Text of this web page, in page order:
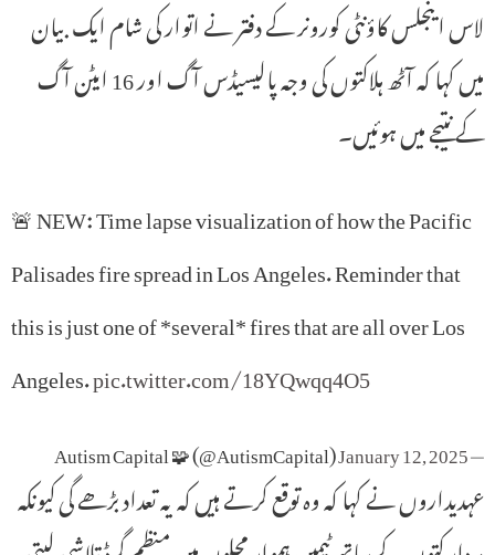
لاس اینجلس کاؤنٹی کورونر کے دفتر نے اتوار کی شام ایک بیان
میں کہا کہ آٹھ ہلاکتوں کی وجہ پالیسیڈس آگ اور 16 ایٹن آگ
کے نتیجے میں ہوئیں۔
🚨 NEW: Time lapse visualization of how the Pacific
Palisades fire spread in Los Angeles. Reminder that
this is just one of *several* fires that are all over Los
Angeles.pic.twitter.com/18YQwqq4O5
— Autism Capital 🧩 (@AutismCapital)
January 12, 2025
عہدیداروں نے کہا کہ وہ توقع کرتے ہیں کہ یہ تعداد بڑھے گی کیونکہ